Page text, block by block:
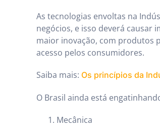
As tecnologias envoltas na
negócios, e isso deverá causar
maior inovação, com produtos
acesso pelos consumidores.
Saiba mais: Os princípios da
O Brasil ainda está
Mecânica